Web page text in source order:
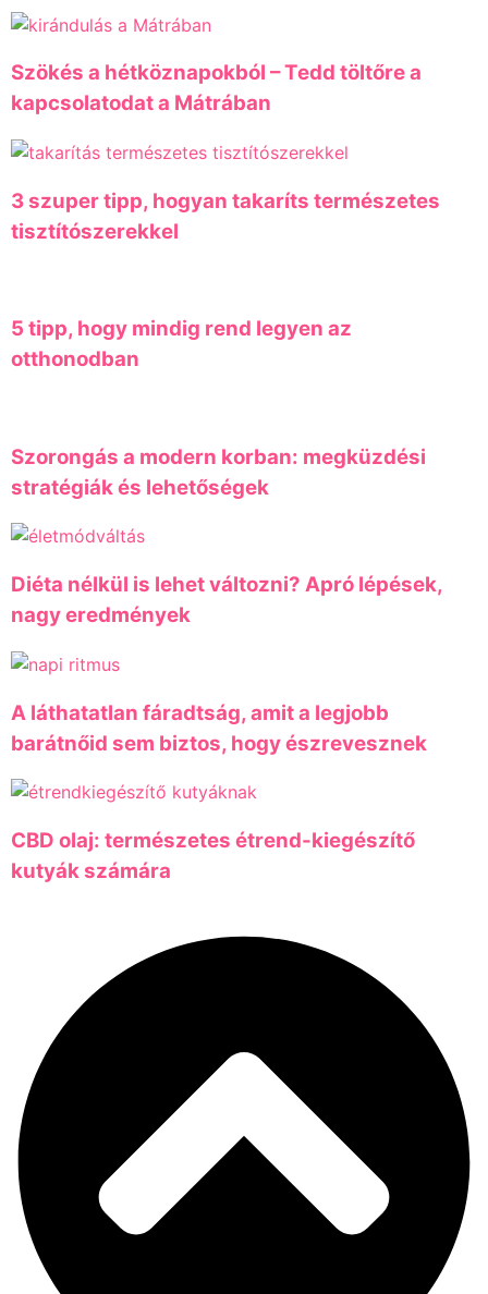
Szökés a hétköznapokból – Tedd töltőre a
kapcsolatodat a Mátrában
3 szuper tipp, hogyan takaríts természetes
tisztítószerekkel
5 tipp, hogy mindig rend legyen az
otthonodban
Szorongás a modern korban: megküzdési
stratégiák és lehetőségek
Diéta nélkül is lehet változni? Apró lépések,
nagy eredmények
A láthatatlan fáradtság, amit a legjobb
barátnőid sem biztos, hogy észrevesznek
CBD olaj: természetes étrend-kiegészítő
kutyák számára